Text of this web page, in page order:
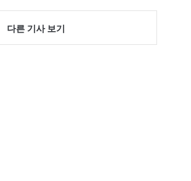
다른 기사 보기